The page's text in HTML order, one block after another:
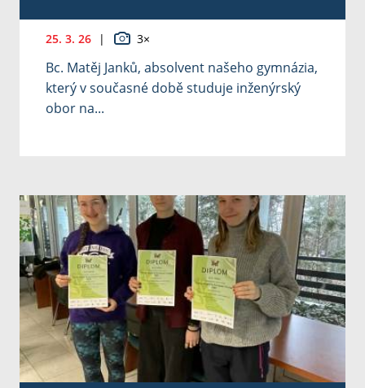
25. 3. 26 | 3×
Bc. Matěj Janků, absolvent našeho gymnázia,
který v současné době studuje inženýrský
obor na...